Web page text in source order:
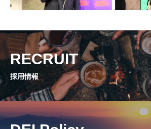
Service
MEMBERS
社員一覧
CROSS TALK
インタビュー / 座談会
RECRUIT
採用情報